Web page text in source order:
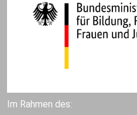
Im Rahmen des: